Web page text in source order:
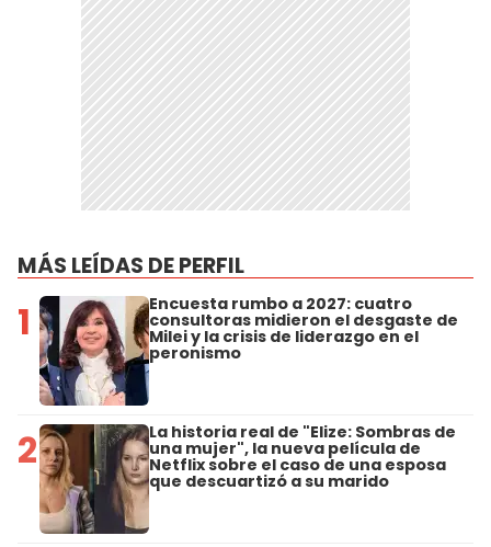
MÁS LEÍDAS DE PERFIL
1 Encuesta rumbo a 2027: cuatro
consultoras midieron el desgaste de
Milei y la crisis de liderazgo en el
peronismo
2 La historia real de "Elize: Sombras de
una mujer", la nueva película de
Netflix sobre el caso de una esposa
que descuartizó a su marido